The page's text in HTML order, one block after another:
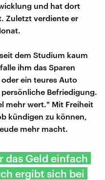
und hat dort
Zuletzt verdiente er
dem Studium kaum
ihm das Sparen
ein teures Auto
Befriedigung.
mehr wert." Mit Freiheit
kündigen zu können,
mehr macht.
das Geld einfach
ergibt sich bei